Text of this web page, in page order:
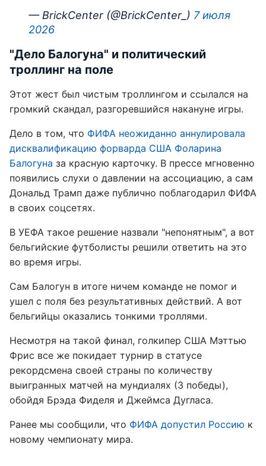
— BrickCenter (@BrickCenter_) 7 июля
2026
"Дело Балогуна" и политический
троллинг на поле
Этот жест был чистым троллингом и ссылался на
громкий скандал, разгоревшийся накануне игры.
Дело в том, что ФИФА неожиданно аннулировала
дисквалификацию форварда США Фоларина
Балогуна за красную карточку. В прессе мгновенно
появились слухи о давлении на ассоциацию, а сам
Дональд Трамп даже публично поблагодарил ФИФА
в своих соцсетях.
В УЕФА такое решение назвали "непонятным", а вот
бельгийские футболисты решили ответить на это
во время игры.
Сам Балогун в итоге ничем команде не помог и
ушел с поля без результативных действий. А вот
бельгийцы оказались тонкими троллями.
Несмотря на такой финал, голкипер США Мэттью
Фрис все же покидает турнир в статусе
рекордсмена своей страны по количеству
выигранных матчей на мундиалях (3 победы),
обойдя Брэда Фиделя и Джеймса Дугласа.
Ранее мы сообщили, что ФИФА допустил Россию к
новому чемпионату мира.